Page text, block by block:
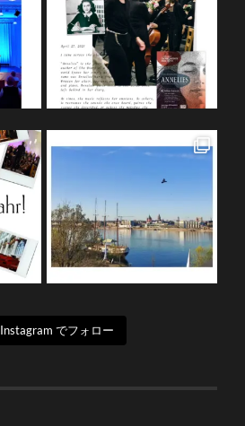
Instagram でフォロー